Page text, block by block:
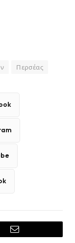
Περσέας
Email